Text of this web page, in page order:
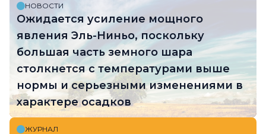
НОВОСТИ
Ожидается усиление мощного
явления Эль-Ниньо, поскольку
большая часть земного шара
столкнется с температурами выше
нормы и серьезными изменениями в
характере осадков
ЖУРНАЛ